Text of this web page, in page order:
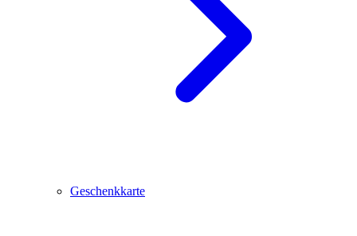
Geschenkkarte